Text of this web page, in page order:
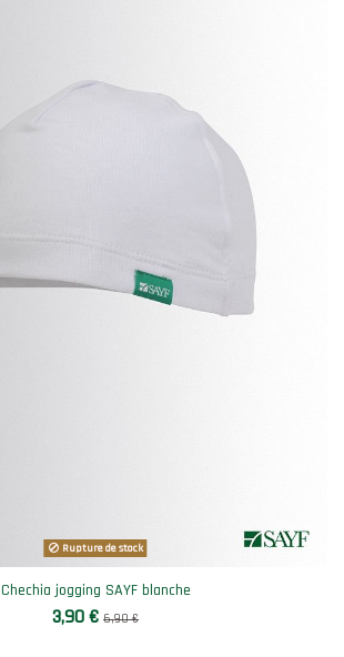
Rupture de stock
Chechia jogging SAYF blanche
3,90 € 6,90 €